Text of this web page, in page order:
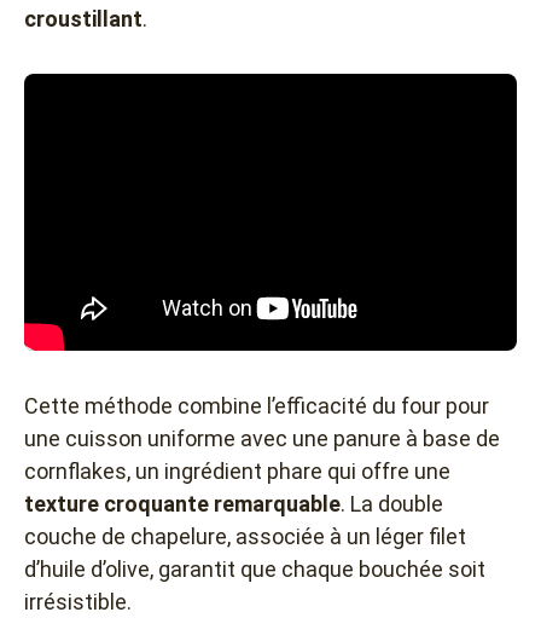
croustillant.
Cette méthode combine l’efficacité du four pour
une cuisson uniforme avec une panure à base de
cornflakes, un ingrédient phare qui offre une
texture croquante remarquable. La double
couche de chapelure, associée à un léger filet
d’huile d’olive, garantit que chaque bouchée soit
irrésistible.